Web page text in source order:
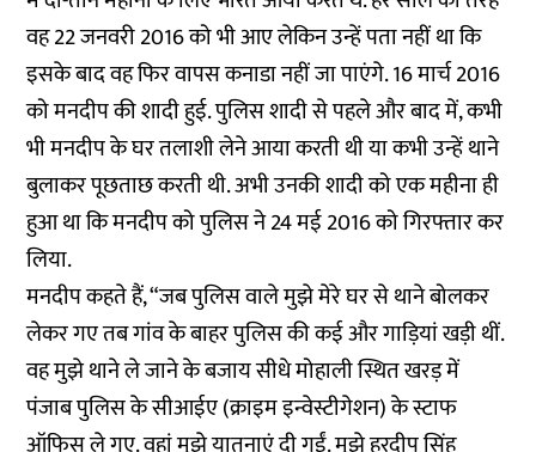
वह 22 जनवरी 2016 को भी आए लेकिन उन्हें पता नहीं था कि
इसके बाद वह फिर वापस कनाडा नहीं जा पाएंगे. 16 मार्च 2016
को मनदीप की शादी हुई. पुलिस शादी से पहले और बाद में, कभी
भी मनदीप के घर तलाशी लेने आया करती थी या कभी उन्हें थाने
बुलाकर पूछताछ करती थी. अभी उनकी शादी को एक महीना ही
हुआ था कि मनदीप को पुलिस ने 24 मई 2016 को गिरफ्तार कर
लिया.
मनदीप कहते हैं, “जब पुलिस वाले मुझे मेरे घर से थाने बोलकर
लेकर गए तब गांव के बाहर पुलिस की कई और गाड़ियां खड़ी थीं.
वह मुझे थाने ले जाने के बजाय सीधे मोहाली स्थित खरड़ में
पंजाब पुलिस के सीआईए (क्राइम इन्वेस्टीगेशन) के स्टाफ